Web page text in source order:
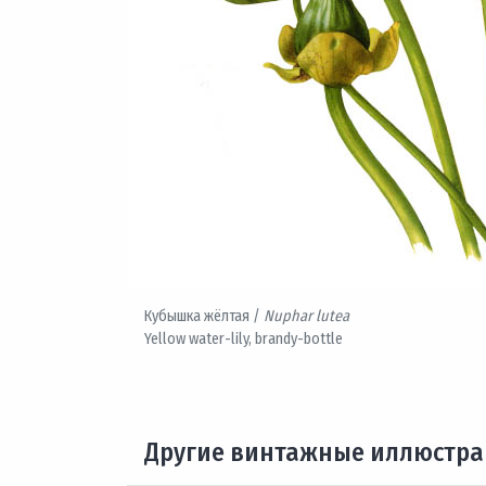
Кубышка жёлтая / Nuphar lutea
Yellow water-lily, brandy-bottle
Другие винтажные